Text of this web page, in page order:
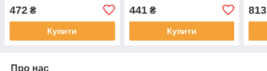
472 ₴
Купити
441₴
Купити
813
Про нас